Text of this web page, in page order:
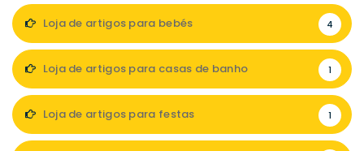
Loja de artigos para bebés 4
Loja de artigos para casas de banho 1
Loja de artigos para festas 1